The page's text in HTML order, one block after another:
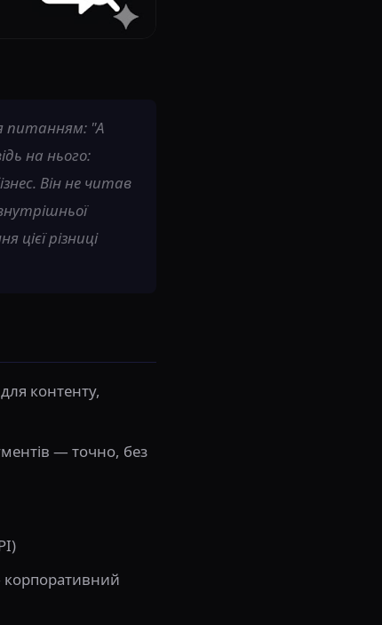
питанням: "А
на нього:
Він не читав
цієї різниці
контенту,
— точно, без
корпоративний